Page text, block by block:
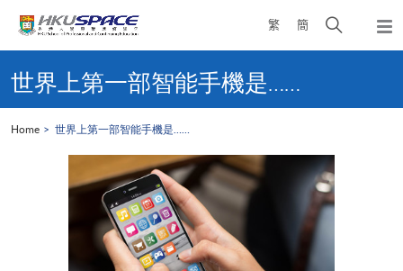
繁 簡
Open
search
content
start世界上第一部智能手機是……
Home 世界上第一部智能手機是……